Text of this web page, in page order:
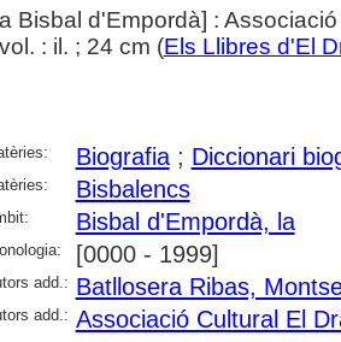
Bisbal d'Empordà] :
: il. ; 24 cm (Els Llibres d'El
Biografia; Diccionari
Bisbalencs
Bisbal d'Empordà, la
[0000 - 1999]
add.: Batllosera Ribas,
add.: Associació Cultural El